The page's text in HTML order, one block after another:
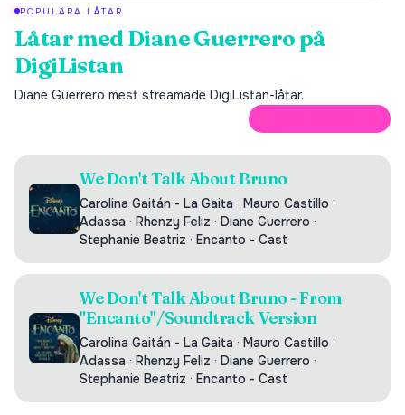
POPULÄRA LÅTAR
Låtar medDiane Guerrero på
DigiListan
Diane Guerrero mest streamade DigiListan-låtar.
We Don't Talk About Bruno
Carolina Gaitán - La Gaita · Mauro Castillo ·
Adassa · Rhenzy Feliz · Diane Guerrero ·
Stephanie Beatriz · Encanto - Cast
We Don't Talk About Bruno - From
"Encanto"/Soundtrack Version
Carolina Gaitán - La Gaita · Mauro Castillo ·
Adassa · Rhenzy Feliz · Diane Guerrero ·
Stephanie Beatriz · Encanto - Cast